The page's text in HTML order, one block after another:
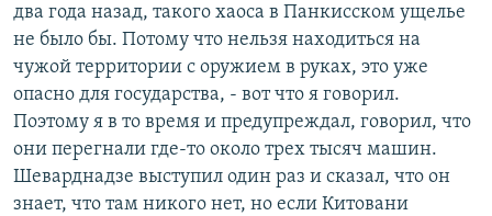
два года назад, такого хаоса в Панкисском ущелье
не было бы. Потому что нельзя находиться на
чужой территории с оружием в руках, это уже
опасно для государства, - вот что я говорил.
Поэтому я в то время и предупреждал, говорил, что
они перегнали где-то около трех тысяч машин.
Шеварднадзе выступил один раз и сказал, что он
знает, что там никого нет, но если Китовани